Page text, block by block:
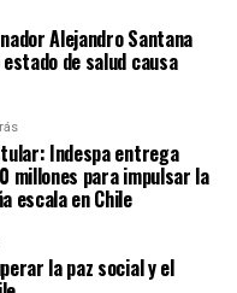
Alejandro Santana
de salud causa
Indespa entrega
millones para impulsar la
escala en Chile
la paz social y el